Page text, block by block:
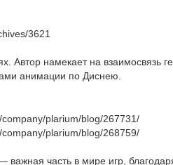
3621
Автор намекает на взаимосвязь
анимации по Диснею.
plarium/blog/267731/
plarium/blog/268759/
важная часть в мире игр,